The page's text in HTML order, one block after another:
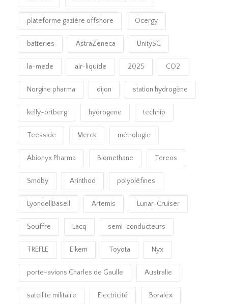
plateforme gazière offshore Ocergy
batteries AstraZeneca UnitySC
la-mede air-liquide 2025 CO2
Norgine pharma dijon station hydrogène
kelly-ortberg hydrogene technip
Teesside Merck métrologie
Abionyx Pharma Biomethane Tereos
Smoby Arinthod polyoléfines
LyondellBasell Artemis Lunar-Cruiser
Souffre Lacq semi-conducteurs
TREFLE Elkem Toyota Nyx
porte-avions Charles de Gaulle Australie
satellite militaire Electricité Boralex